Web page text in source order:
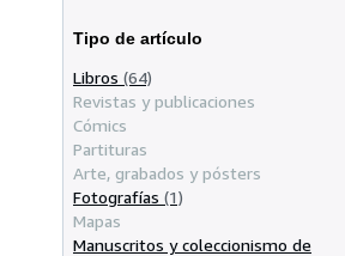
Tipo de artículo
Libros (64)
Revistas y publicaciones
Cómics
Partituras
Arte, grabados y pósters
Fotografías (1)
Mapas
Manuscritos y coleccionismo de